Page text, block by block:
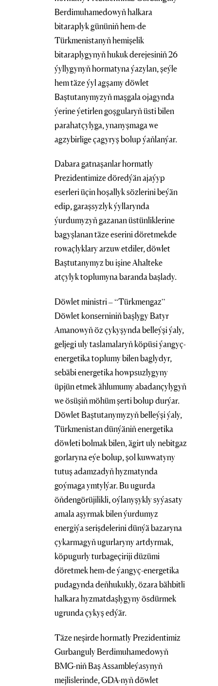
Berdimuhamedowyň halkara
bitaraplyk gününiň hem-de
Türkmenistanyň hemişelik
bitaraplygynyň hukuk derejesiniň 26
ýyllygynyň hormatyna ýazylan, şeýle
hem täze ýyl agşamy döwlet
Baştutanymyzyň maşgala ojagynda
ýerine ýetirlen goşgularyň üsti bilen
parahatçylyga, ynanyşmaga we
agzybirlige çagyryş bolup ýaňlanýar.
Dabara gatnaşanlar hormatly
Prezidentimize döredýän ajaýyp
eserleri üçin hoşallyk sözlerini beýän
edip, garaşsyzlyk ýyllarynda
ýurdumyzyň gazanan üstünliklerine
bagyşlanan täze eserini döretmekde
rowaçlyklary arzuw etdiler, döwlet
Baştutanymyz bu işine Ahalteke
atçylyk toplumyna baranda başlady.
Döwlet ministri – “Türkmengaz”
Döwlet konserniniň başlygy Batyr
Amanowyň öz çykyşynda belleýşi ýaly,
geljegi uly taslamalaryň köpüsi ýangyç-
energetika toplumy bilen baglydyr,
sebäbi energetika howpsuzlygyny
üpjün etmek ählumumy abadançylygyň
we ösüşiň möhüm şerti bolup durýar.
Döwlet Baştutanymyzyň belleýşi ýaly,
Türkmenistan dünýäniň energetika
döwleti bolmak bilen, ägirt uly nebitgaz
gorlaryna eýe bolup, şol kuwwatyny
tutuş adamzadyň hyzmatynda
goýmaga ymtylýar. Bu ugurda
öňdengörüjilikli, oýlanyşykly syýasaty
amala aşyrmak bilen ýurdumyz
energiýa serişdelerini dünýä bazaryna
çykarmagyň ugurlaryny artdyrmak,
köpugurly turbageçiriji düzümi
döretmek hem-de ýangyç-energetika
pudagynda deňhukukly, özara bähbitli
halkara hyzmatdaşlygyny ösdürmek
ugrunda çykyş edýär.
Täze neşirde hormatly Prezidentimiz
Gurbanguly Berdimuhamedowyň
BMG-niň Baş Assambleýasynyň
mejlislerinde, GDA-nyň döwlet